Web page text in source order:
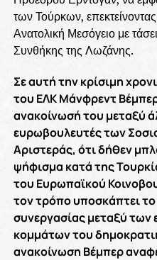
των Τούρκων,
Ανατολική Μεσόγειο με
Συνθήκης της Λωζάνης.
Σε αυτή την κρίσιμη
του ΕΛΚ Μάνφρεντ
ανακοίνωσή του μεταξύ
ευρωβουλευτές των
Αριστεράς, ότι δήθεν
ψήφισμα κατά της
του Ευρωπαϊκού
τον τρόπο υποσκάπτει
συνεργασίας μεταξύ των
κομμάτων του
ανακοίνωση Βέμπερ